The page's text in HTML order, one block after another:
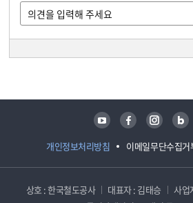
개인정보처리방침 이메일무단수집거
유튜브 페이스북 인스타그램 블로그
상호 : 한국철도공사 대표자 : 김태승
사업